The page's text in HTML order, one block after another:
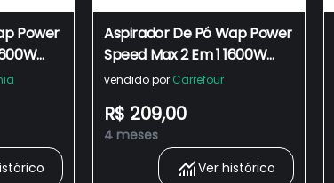
Power
Aspirador De Pó Wap Power
Speed Max 2 Em 1 1600W
220V
vendido por Carrefour
R$ 209,00
4 meses
Ver histórico